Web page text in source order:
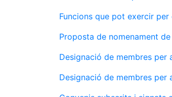
Funcions que pot exercir
Proposta de nomenament
Designació de membres per
Designació de membres per